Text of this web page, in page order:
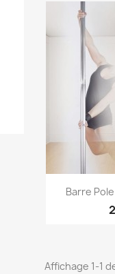

Barre
Affichage 1-1